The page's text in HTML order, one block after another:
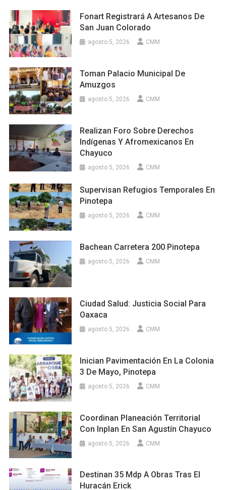
Fonart Registrará A Artesanos De
San Juan Colorado
agosto 5, 2026 CMM
Toman Palacio Municipal De
Amuzgos
agosto 5, 2026 CMM
Realizan Foro Sobre Derechos
Indígenas Y Afromexicanos En
Chayuco
agosto 5, 2026 CMM
Supervisan Refugios Temporales En
Pinotepa
agosto 5, 2026 CMM
Bachean Carretera 200 Pinotepa
agosto 5, 2026 CMM
Ciudad Salud: Justicia Social Para
Oaxaca
agosto 5, 2026 CMM
Inician Pavimentación En La Colonia
3 De Mayo, Pinotepa
agosto 5, 2026 CMM
Coordinan Planeación Territorial
Con Inplan En San Agustín Chayuco
agosto 5, 2026 CMM
Destinan 35 Mdp A Obras Tras El
Huracán Erick